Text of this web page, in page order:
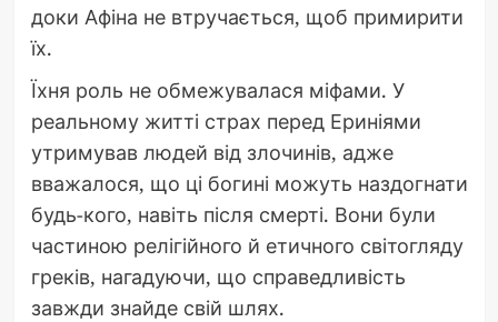
доки Афіна не втручається, щоб примирити
їх.
Їхня роль не обмежувалася міфами. У
реальному житті страх перед Ериніями
утримував людей від злочинів, адже
вважалося, що ці богині можуть наздогнати
будь-кого, навіть після смерті. Вони були
частиною релігійного й етичного світогляду
греків, нагадуючи, що справедливість
завжди знайде свій шлях.